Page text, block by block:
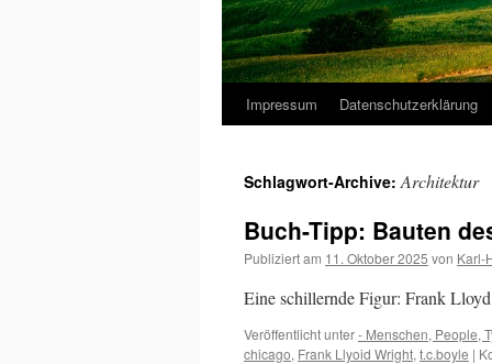
Zum
springen
Impressum Datenschutzerklärung
Schlagwort-Archive:Architektur
Buch-Tipp: Bauten
Publiziert am 11. Oktober 2025 von Karl-
Eine schillernde Figur: Frank
Veröffentlicht unter- Menschen, People,
chicago, Frank Llyoid Wright, t.c.boyle |